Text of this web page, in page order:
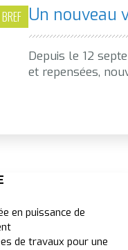
Un nouveau
Depuis le 12
et repensées,
en puissance de
de travaux pour une